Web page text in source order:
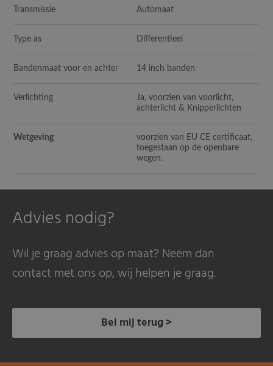
Transmissie Automaat
Type as Differentieel
Bandenmaat voor en achter 14 inch banden
Verlichting
Ja, voorzien van voorlicht,
achterlicht & Knipperlichten
Wetgeving
voorzien van EU CE certificaat,
toegestaan op de openbare
wegen.
Advies nodig?
Wil je graag advies op maat? Neem dan
contact met ons op, wij helpen je graag.
Bel mij terug >